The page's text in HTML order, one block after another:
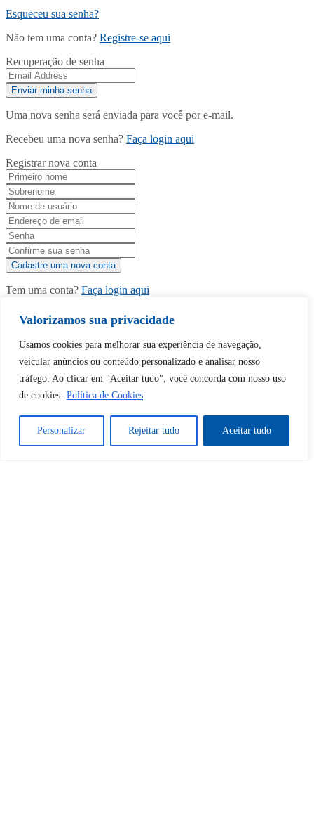
Valorizamos sua privacidade
Usamos cookies para melhorar sua experiência de navegação,
veicular anúncios ou conteúdo personalizado e analisar nosso
tráfego. Ao clicar em "Aceitar tudo", você concorda com nosso uso
de cookies. Política de Cookies
Personalizar Rejeitar tudo Aceitar tudo
Esqueceu sua senha?
Não tem uma conta? Registre-se aqui
Recuperação de senha
Uma nova senha será enviada para você por e-mail.
Recebeu uma nova senha? Faça login aqui
Registrar nova conta
Tem uma conta? Faça login aqui
Continuar comGoogle
Tem certeza de que deseja